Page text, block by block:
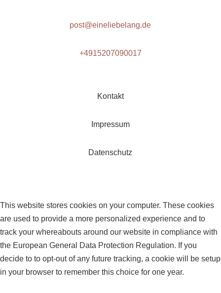
post@eineliebelang.de
+4915207090017
Kontakt
Impressum
Datenschutz
This website stores cookies on your computer. These cookies
are used to provide a more personalized experience and to
track your whereabouts around our website in compliance with
the European General Data Protection Regulation. If you
decide to to opt-out of any future tracking, a cookie will be setup
in your browser to remember this choice for one year.